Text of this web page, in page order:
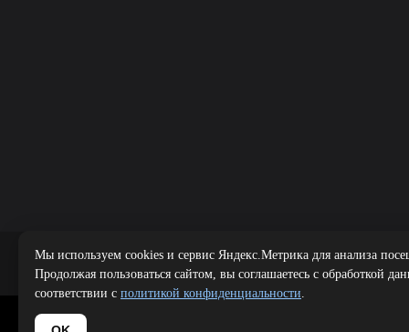
Мы используем cookies и сервис Яндекс.Метрика для анализа
Продолжая пользоваться сайтом, вы соглашаетесь с обработкой
соответствии с политикой конфиденциальности.
Public offer|